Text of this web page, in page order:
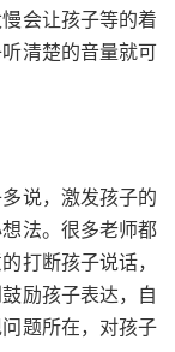
会让孩子等的着
清楚的音量就可
说，激发孩子的
法。很多老师都
打断孩子说话，
励孩子表达，自
题所在，对孩子